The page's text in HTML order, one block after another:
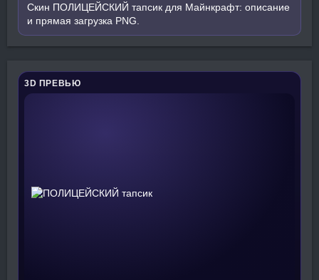
Скин ПОЛИЦЕЙСКИЙ тапсик для Майнкрафт: описание
и прямая загрузка PNG.
3D ПРЕВЬЮ